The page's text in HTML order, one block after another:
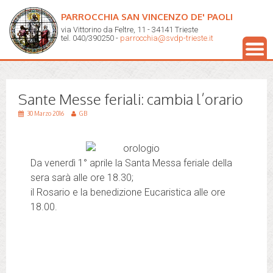
PARROCCHIA SAN VINCENZO DE' PAOLI
via Vittorino da Feltre, 11 - 34141 Trieste
tel. 040/390250 - parrocchia@svdp-trieste.it
Sante Messe feriali: cambia l’orario
30 Marzo 2016 GB
Da venerdì 1° aprile la Santa Messa feriale della
sera sarà alle ore 18.30;
il Rosario e la benedizione Eucaristica alle ore
18.00.